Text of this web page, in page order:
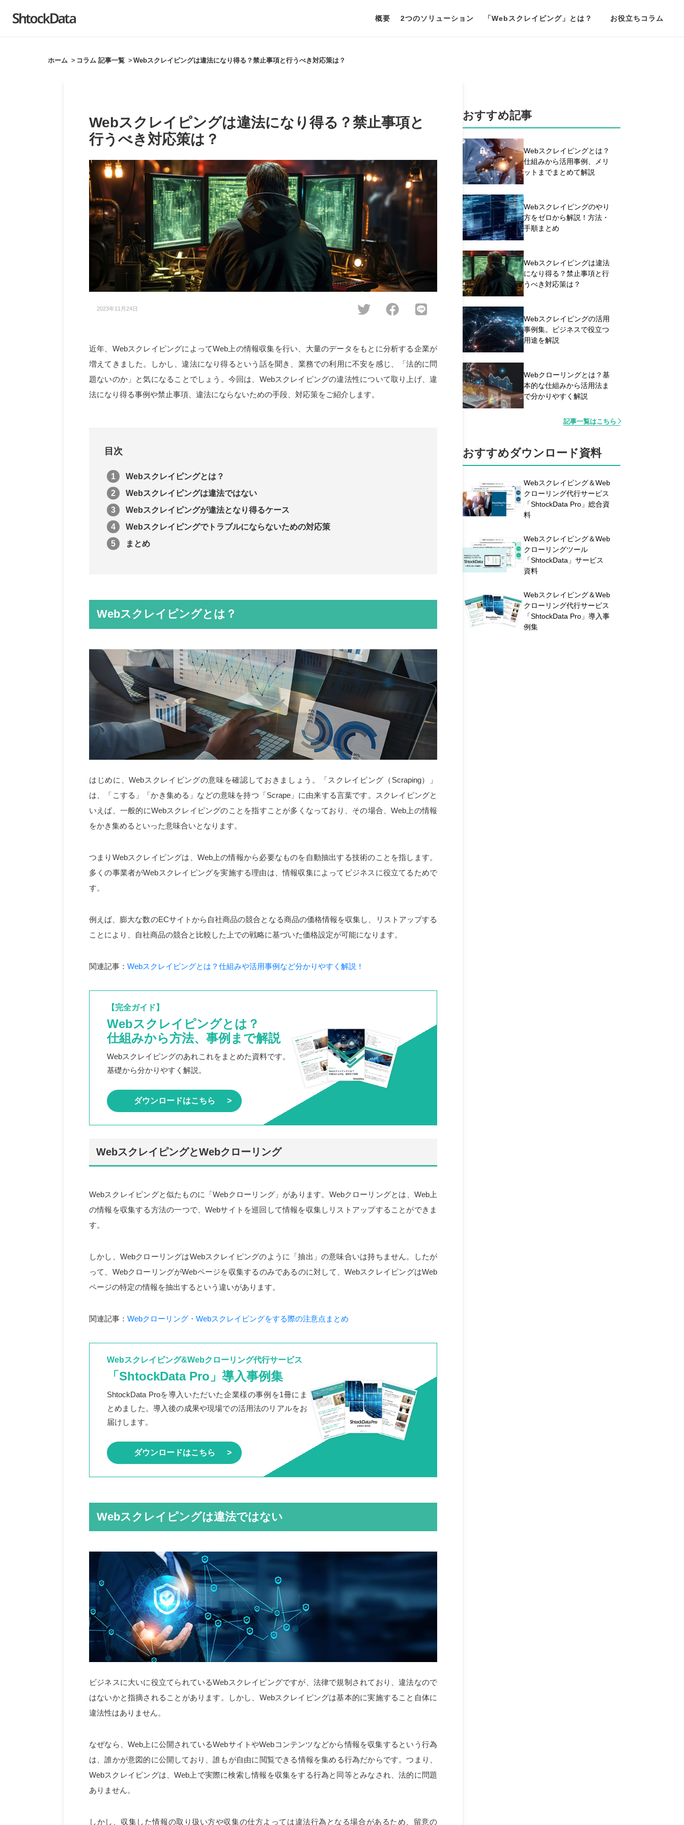
概要 2つのソリューション 「Webスクレイピング」とは？ お役立ちコラム
ホーム コラム 記事一覧 Webスクレイピングは違法になり得る？禁止事項と行うべき対応策は？
Webスクレイピングは違法になり得る？禁止事項と
行うべき対応策は？
2023年11月24日
近年、WebスクレイピングによってWeb上の情報収集を行い、大量のデータをもとに分析する企業が
増えてきました。しかし、違法になり得るという話を聞き、業務での利用に不安を感じ、「法的に問
題ないのか」と気になることでしょう。今回は、Webスクレイピングの違法性について取り上げ、違
法になり得る事例や禁止事項、違法にならないための手段、対応策をご紹介します。
目次
Webスクレイピングとは？
Webスクレイピングは違法ではない
Webスクレイピングが違法となり得るケース
Webスクレイピングでトラブルにならないための対応策
まとめ
Webスクレイピングとは？
はじめに、Webスクレイピングの意味を確認しておきましょう。「スクレイピング（Scraping）」
は、「こする」「かき集める」などの意味を持つ「Scrape」に由来する言葉です。スクレイピングと
いえば、一般的にWebスクレイピングのことを指すことが多くなっており、その場合、Web上の情報
をかき集めるといった意味合いとなります。
つまりWebスクレイピングは、Web上の情報から必要なものを自動抽出する技術のことを指します。
多くの事業者がWebスクレイピングを実施する理由は、情報収集によってビジネスに役立てるためで
す。
例えば、膨大な数のECサイトから自社商品の競合となる商品の価格情報を収集し、リストアップする
ことにより、自社商品の競合と比較した上での戦略に基づいた価格設定が可能になります。
関連記事： Webスクレイピングとは？仕組みや活用事例など分かりやすく解説！
【完全ガイド】
Webスクレイピングとは？
仕組みから方法、事例まで解説
Webスクレイピングのあれこれをまとめた資料です。
基礎から分かりやすく解説。
ダウンロードはこちら
WebスクレイピングとWebクローリング
Webスクレイピングと似たものに「Webクローリング」があります。Webクローリングとは、Web上
の情報を収集する方法の一つで、Webサイトを巡回して情報を収集しリストアップすることができま
す。
しかし、WebクローリングはWebスクレイピングのように「抽出」の意味合いは持ちません。したが
って、WebクローリングがWebページを収集するのみであるのに対して、WebスクレイピングはWeb
ページの特定の情報を抽出するという違いがあります。
関連記事： Webクローリング・Webスクレイピングをする際の注意点まとめ
Webスクレイピング&Webクローリング代行サービス
「ShtockData Pro」導入事例集
ShtockData Proを導入いただいた企業様の事例を1冊にま
とめました。導入後の成果や現場での活用法のリアルをお
届けします。
ダウンロードはこちら
Webスクレイピングは違法ではない
ビジネスに大いに役立てられているWebスクレイピングですが、法律で規制されており、違法なので
はないかと指摘されることがあります。しかし、Webスクレイピングは基本的に実施すること自体に
違法性はありません。
なぜなら、Web上に公開されているWebサイトやWebコンテンツなどから情報を収集するという行為
は、誰かが意図的に公開しており、誰もが自由に閲覧できる情報を集める行為だからです。つまり、
Webスクレイピングは、Web上で実際に検索し情報を収集をする行為と同等とみなされ、法的に問題
ありません。
しかし、収集した情報の取り扱い方や収集の仕方よっては違法行為となる場合があるため、留意の
おすすめ記事
Webスクレイピングとは？
仕組みから活用事例、メリ
ットまでまとめて解説
Webスクレイピングのやり
方をゼロから解説！方法・
手順まとめ
Webスクレイピングは違法
になり得る？禁止事項と行
うべき対応策は？
Webスクレイピングの活用
事例集。ビジネスで役立つ
用途を解説
Webクローリングとは？基
本的な仕組みから活用法ま
で分かりやすく解説
記事一覧はこちら
おすすめダウンロード資料
Webスクレイピング＆Web
クローリング代行サービス
「ShtockData Pro」総合資
料
Webスクレイピング＆Web
クローリングツール
「ShtockData」サービス
資料
Webスクレイピング＆Web
クローリング代行サービス
「ShtockData Pro」導入事
例集